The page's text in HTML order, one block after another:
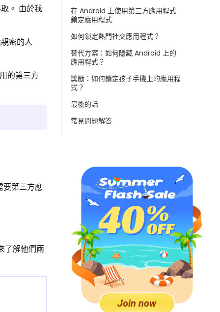
。 由於我
密的人
的第三方
要第三方應
了解他們兩
在 Android 上使用第三方應用程式
鎖定應用程式
如何鎖定熱門社交應用程式？
替代方案：如何隱藏 Android 上的
應用程式？
獎勵：如何鎖定孩子手機上的應用程
式？
最後的話
常見問題解答